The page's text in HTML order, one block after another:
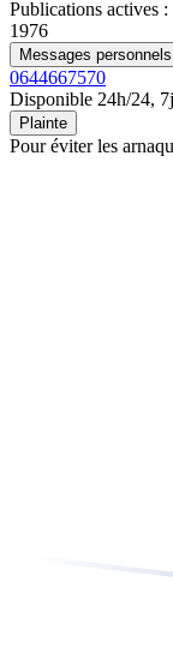
Publications actives :
1976
Messages personnels
0644667570
Disponible 24h/24,
Plainte
Pour éviter les